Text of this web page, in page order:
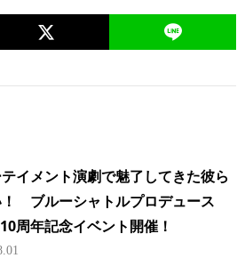
イメント演劇で魅了してきた彼ら
ブルーシャトルプロデュース
10周年記念イベント開催！